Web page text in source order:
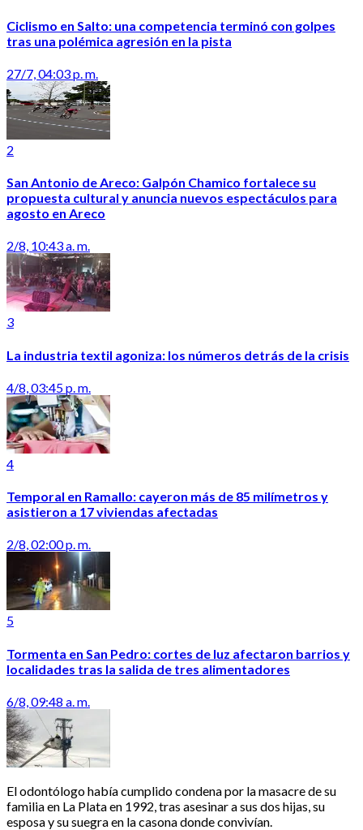
Ciclismo en Salto: una competencia terminó con golpes
tras una polémica agresión en la pista
27/7, 04:03 p. m.
2
San Antonio de Areco: Galpón Chamico fortalece su
propuesta cultural y anuncia nuevos espectáculos para
agosto en Areco
2/8, 10:43 a. m.
3
La industria textil agoniza: los números detrás de la crisis
4/8, 03:45 p. m.
4
Temporal en Ramallo: cayeron más de 85 milímetros y
asistieron a 17 viviendas afectadas
2/8, 02:00 p. m.
5
Tormenta en San Pedro: cortes de luz afectaron barrios y
localidades tras la salida de tres alimentadores
6/8, 09:48 a. m.
El odontólogo había cumplido condena por la masacre de su
familia en La Plata en 1992, tras asesinar a sus dos hijas, su
esposa y su suegra en la casona donde convivían.